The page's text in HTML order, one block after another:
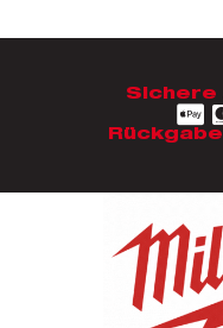
Sichere
Rückgabe